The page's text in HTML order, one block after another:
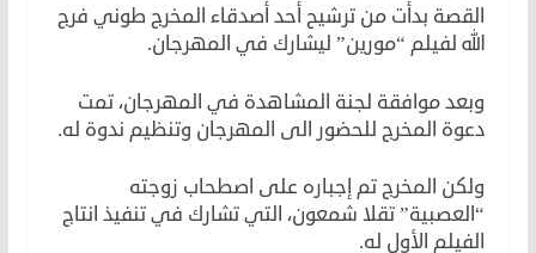
القصة بدأت من ترشيح أحد أصدقاء المخرج طوني فرج
الله لفيلم “مورين” ليشارك في المهرجان.
وبعد موافقة لجنة المشاهدة في المهرجان، تمت
دعوة المخرج للحضور الى المهرجان وتنظيم ندوة له.
ولكن المخرج تم إجباره على اصطحاب زوجته
“العصبية” تقلا شمعون، التي تشارك في تنفيذ انتاج
الفيلم الأول له.